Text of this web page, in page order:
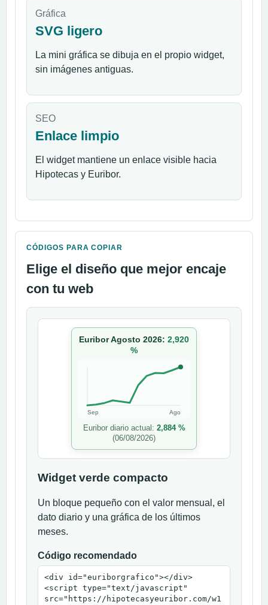
Gráfica
SVG ligero
La mini gráfica se dibuja en el propio widget,
sin imágenes antiguas.
SEO
Enlace limpio
El widget mantiene un enlace visible hacia
Hipotecas y Euribor.
CÓDIGOS PARA COPIAR
Elige el diseño que mejor encaje
con tu web
Euribor Agosto 2026: 2,920
%
Sep Ago
Euribor diario actual: 2,884 %
(06/08/2026)
Widget verde compacto
Un bloque pequeño con el valor mensual, el
dato diario y una gráfica de los últimos
meses.
Código recomendado